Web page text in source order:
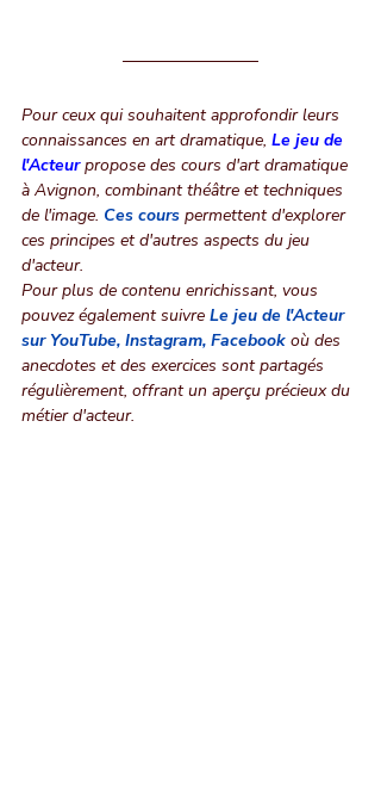
Pour ceux qui souhaitent approfondir leurs
connaissances en art dramatique, Le jeu de
l'Acteur propose des cours d'art dramatique
à Avignon, combinant théâtre et techniques
de l'image. Ces cours permettent d'explorer
ces principes et d'autres aspects du jeu
d'acteur.
Pour plus de contenu enrichissant, vous
pouvez également suivre Le jeu de l'Acteur
sur YouTube, Instagram, Facebook où des
anecdotes et des exercices sont partagés
régulièrement, offrant un aperçu précieux du
métier d'acteur.